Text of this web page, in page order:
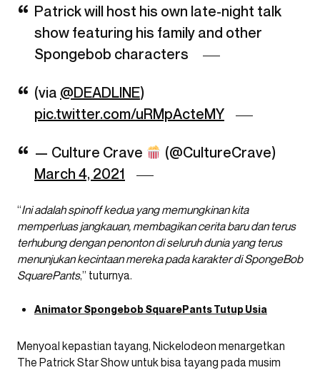
Patrick will host his own late-night talk
show featuring his family and other
Spongebob characters
(via @DEADLINE)
pic.twitter.com/uRMpActeMY
— Culture Crave
(@CultureCrave)
March 4, 2021
“Ini adalah spinoff kedua yang memungkinan kita
memperluas jangkauan, membagikan cerita baru dan terus
terhubung dengan penonton di seluruh dunia yang terus
menunjukan kecintaan mereka pada karakter di SpongeBob
SquarePants,” tuturnya.
Animator Spongebob SquarePants Tutup Usia
Menyoal kepastian tayang, Nickelodeon menargetkan
The Patrick Star Show untuk bisa tayang pada musim